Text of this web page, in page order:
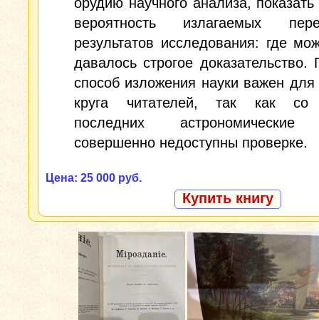
вероятность излагаемых
результатов исследования: где
давалось строгое доказательство.
способ изложения науки важен для
круга читателей, так как со
последних
совершенно недоступны проверке.
Цена: 25 000 руб.
Купить книгу